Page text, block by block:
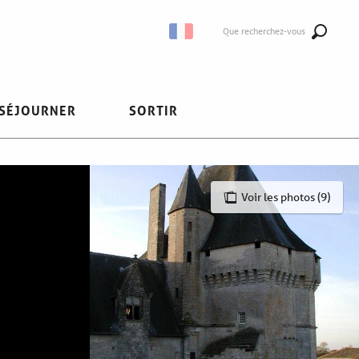
Que recherchez-vous
SORTIR
Voir les photos (9)